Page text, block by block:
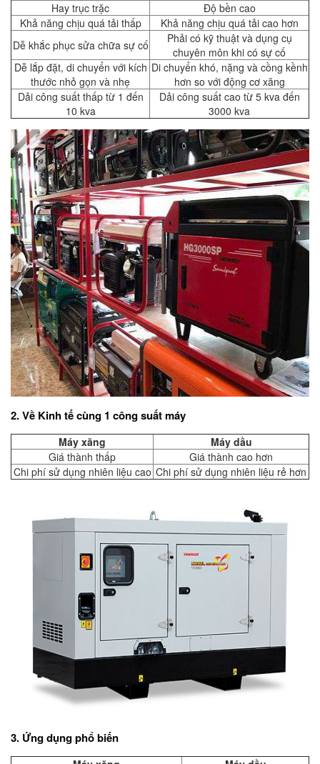
Hay trục trặc
Độ bền cao
Khả năng chịu quá tải thấp
Khả năng chịu quá tải cao hơn
Dễ khắc phục sửa chữa sự cố
Phải có kỹ thuật và dụng cụ
chuyên môn khi có sự cố
Dễ lắp đặt, di chuyển với kích
thước nhỏ gọn và nhẹ
Di chuyển khó, nặng và cồng kềnh
hơn so với động cơ xăng
Dải công suất thấp từ 1 đến
10 kva
Dải công suất cao từ 5 kva đến
3000 kva
2. Về Kinh tế cùng 1 công suất máy
Máy xăng
Máy dầu
Giá thành thấp
Giá thành cao hơn
Chi phí sử dụng nhiên liệu cao Chi phí sử dụng nhiên liệu rẻ hơn
3. Ứng dụng phổ biến